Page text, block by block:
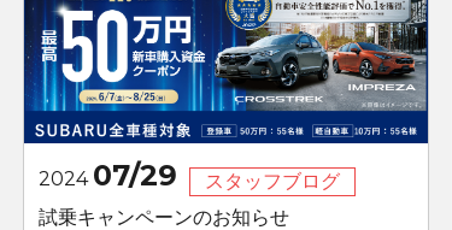
2024 07/29
スタッフブログ
試乗キャンペーンのお知らせ